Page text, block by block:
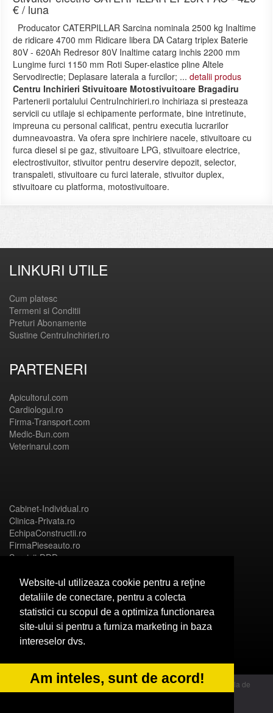
Website-ul utilizeaza cookie pentru a reţine
detaliile de conectare, pentru a colecta
statistici cu scopul de a optimiza functionarea
site-ului si pentru a furniza marketing in baza
intereselor dvs.
Am inteles, sunt de acord!
€ / luna
Producator CATERPILLAR Sarcina nominala 2500 kg Inaltime
de ridicare 4700 mm Ridicare libera DA Catarg triplex Baterie
80V - 620Ah Redresor 80V Inaltime catarg inchis 2200 mm
Lungime furci 1150 mm Roti Super-elastice pline Altele
Servodirectie; Deplasare laterala a furcilor; ... detalii produs
Centru Inchirieri Stivuitoare Motostivuitoare Bragadiru
Partenerii portalului CentruInchirieri.ro inchiriaza si presteaza
servicii cu utilaje si echipamente performate, bine intretinute,
impreuna cu personal calificat, pentru executia lucrarilor
dumneavoastra. Va ofera spre inchiriere nacele, stivuitoare cu
furca diesel si pe gaz, stivuitoare LPG, stivuitoare electrice,
electrostivuitor, stivuitor pentru deservire depozit, selector,
transpaleti, stivuitoare cu furci laterale, stivuitor duplex,
stivuitoare cu platforma, motostivuitoare.
LINKURI UTILE
Cum platesc
Termeni si Conditii
Preturi Abonamente
Sustine CentruInchirieri.ro
PARTENERI
Apicultorul.com
Cardiologul.ro
Firma-Transport.com
Medic-Bun.com
Veterinarul.com
Cabinet-Individual.ro
Clinica-Privata.ro
EchipaConstructii.ro
FirmaPieseauto.ro
Servicii-DDD.com
Birouri-Cadastru.ro
CramaVinuri.ro
FirmaTractariAuto.ro
© 2014 Powered by OdinMedia | este inscrisa la Autoritatea Nationala de